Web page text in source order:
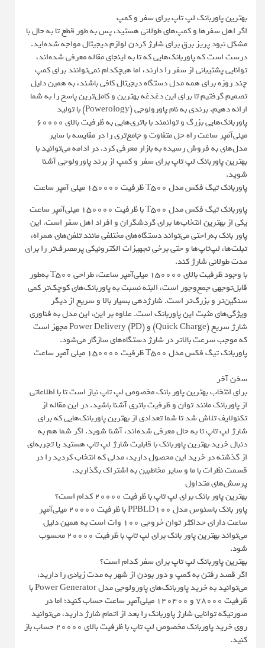
بهترین پاوربانک لپ تاپ برای سفر و کمپ
اگر اهل سفرها و کمپ‌های طولانی هستید، پس به طور قطع تا به حال با
مشکل نبود پریز برق برای شارژ کردن لوازم دیجیتال مواجه شده‌اید.
درست است که پاوربانک‌هایی که تا به اینجای مقاله معرفی شده‌اند،
توانایی پشتیبانی از سفر را دارند، اما هیچکدام نمی‌توانند برای کمپ
چند روزه برای همه مدل دستگاه دیجیتال کافی باشند، به همین دلیل
تصمیم گرفتیم تا برای این دغدغه بهترین و کامل‌ترین پاسخ را به شما
ارائه دهیم. برندی به نام پاورولوجی (Powerology) با تولید
پاوربانک‌هایی بزرگ و توانمند با باتری‌هایی به ظرفیت بالای 60000
میلی‌آمپر ساعت راه حل متفاوت و جامع‌تری را در مقایسه با سایر
مدل‌های به فروش رسیده به بازار معرفی کرد. در ادامه می‌توانید با
بهترین پاوربانک لپ تاپ برای سفر و کمپ از برند پاورولوجی آشنا
شوید.
پاوربانک تیگ فکس مدل T500 ظرفیت 150000 میلی آمپر ساعت
پاوربانک تیگ فکس مدل T500 با ظرفیت 150000 میلی‌آمپر ساعت
یکی از بهترین انتخاب‌ها برای گردشگران و افراد اهل سفر است. این
پاور بانک به‌راحتی می‌تواند دستگاه‌های مختلفی مانند تلفن‌های همراه،
تبلت‌ها، لپ‌تاپ‌ها و حتی برخی تجهیزات الکترونیکی پرمصرف‌تر را برای
مدت طولانی شارژ کند.
با وجود ظرفیت بالای 150000 میلی‌آمپر ساعت، طراحی T500 به‌طور
قابل‌توجهی جمع‌وجور است، البته نسبت به پاوربانک‌های کوچک‌تر کمی
سنگین‌تر و بزرگ‌تر است. شارژدهی بسیار بالا و سریع از دیگر
ویژگی‌های مثبت این پاوربانک است. علاوه بر این، این مدل به فناوری
شارژ سریع (Quick Charge) و Power Delivery (PD) مجهز است
که موجب سرعت بالاتر در شارژ دستگاه‌های سازگار می‌شود.
پاوربانک تیگ فکس مدل T500 ظرفیت 150000 میلی آمپر ساعت
سخن آخر
برای انتخاب بهترین پاور بانک مخصوص لپ تاپ نیاز است تا با اطلاعاتی
از پاوربانک مانند توان و ظرفیت باتری آشنا باشید. در این مقاله از
تکنولایف تلاش شد تا شما تعدادی از بهترین پاوربانک‌هایی که برای
شارژ لپ تاپ تا به حال معرفی شده‌اند، آشنا شوید. اگر شما هم به
دنبال خرید بهترین پاوربانک با قابلیت شارژ لپ تاپ هستید یا تجربه‌ای
از گذشته در خرید این محصول دارید، مدلی که انتخاب کردید را در
قسمت نظرات با ما و سایر مخاطبین به اشتراک بگذارید.
پرسش‌های متداول
بهترین پاور بانک برای لپ تاپ با ظرفیت 20000 کدام است؟
پاور بانک باسئوس مدل PPBLD100 با ظرفیت 20000 میلی‌آمپر
ساعت دارای حداکثر توان خروجی 100 وات است به همین دلیل
می‌تواند بهترین پاور بانک برای لپ تاپ با ظرفیت 20000 محسوب
شود.
بهترین پاوربانک لپ تاپ برای سفر کدام است؟
اگر قصد رفتن به کمپ و دور بودن از شهر به مدت زیادی را دارید،
می‌توانید به خرید پاوربانک‌های پاورولوجی مدل Power Generator با
ظرفیت 78000 و 140400 میلی‌آمپر ساعت حساب کنید؛ اما در
صورتیکه توانایی شارژ پاوربانک را بعد از اتمام شارژ دارید، می‌توانید
روی خرید پاوربانک مخصوص لپ تاپ با ظرفیت بالای 20000 حساب باز
کنید.